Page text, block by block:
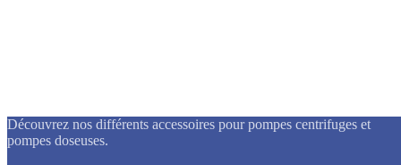
Découvrez nos différents accessoires pour pompes centrifuges et
pompes doseuses.